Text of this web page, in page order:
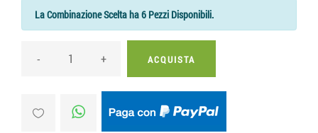
La Combinazione Scelta ha 6 Pezzi Disponibili.
- + ACQUISTA